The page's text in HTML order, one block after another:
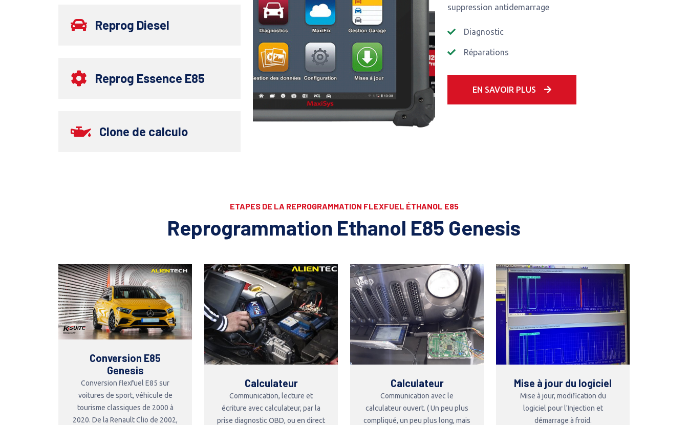
Reprog Diesel
Reprog Essence E85
Clone de calculo
suppression antidemarrage
Diagnostic
Réparations
EN SAVOIR PLUS
ETAPES DE LA REPROGRAMMATION FLEXFUEL ÉTHANOL E85
Reprogrammation Ethanol E85 Genesis
Conversion E85
Genesis
Conversion flexfuel E85 sur
voitures de sport, véhicule de
tourisme classiques de 2000 à
2020. De la Renault Clio de 2002,
Calculateur
Communication, lecture et
écriture avec calculateur, par la
prise diagnostic OBD, ou en direct
Calculateur
Communication avec le
calculateur ouvert. ( Un peu plus
compliqué, un peu plus long, mais
Mise à jour du logiciel
Mise à jour, modification du
logiciel pour l'Injection et
démarrage à froid.